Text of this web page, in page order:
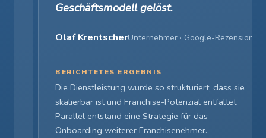
Geschäftsmodell gelöst.
Olaf KrentscherUnternehmer · Google-Rezension
BERICHTETES ERGEBNIS
Die Dienstleistung wurde so strukturiert, dass sie
skalierbar ist und Franchise-Potenzial entfaltet.
Parallel entstand eine Strategie für das
Onboarding weiterer Franchisenehmer.